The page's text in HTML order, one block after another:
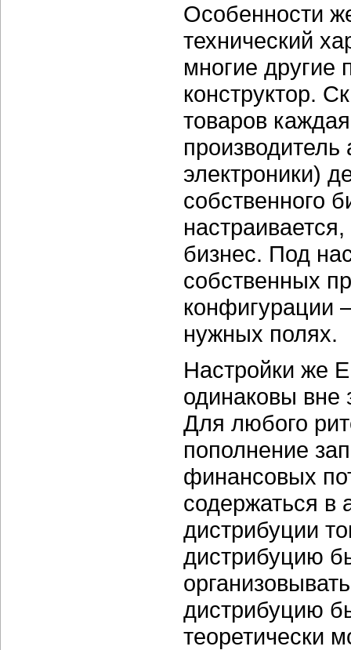
Особенности
технический
многие
конструктор.
товаров
электроники)
собственного
бизнес. Под
собственных
конфигурации
нужных полях.
Настройки же
одинаковы вне
Для любого
пополнение
финансовых
содержаться в
дистрибуции
дистрибуцию
дистрибуцию
теоретически